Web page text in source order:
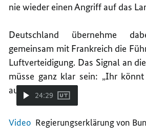
nie wieder einen Angriff auf das
Deutschland übernehme
gemeinsam mit Frankreich die
Luftverteidigung. Das Signal an
müsse ganz klar sein: „Ihr
aussitzen.“
24:29
Video-
Player:Media error: Format(s) not
Video Regierungserklärung von